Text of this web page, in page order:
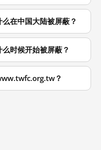
在中国大陆被屏蔽？
时候开始被屏蔽？
？